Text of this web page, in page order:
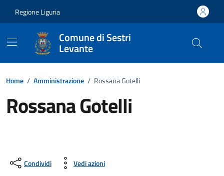
Regione Liguria
Comune di Sestri
Levante
Home / Amministrazione / Rossana Gotelli
Rossana Gotelli
Condividi Vedi azioni